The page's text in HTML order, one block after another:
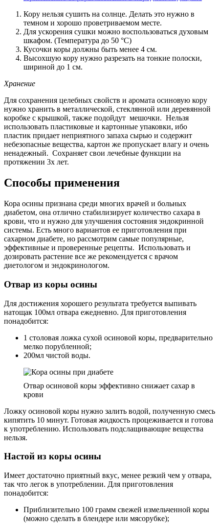
Кору нельзя сушить на солнце. Делать это нужно в
темном и хорошо проветриваемом месте.
Для ускорения сушки можно воспользоваться духовым
шкафом. (Температура до 50 °C)
Кусочки коры должны быть менее 4 см.
Высохшую кору нужно разрезать на тонкие полоски,
шириной до 1 см.
Хранение
Для сохранения целебных свойств и аромата осиновую кору
нужно хранить в металлической, стеклянной или деревянной
коробке с крышкой, также подойдут мешочки. Нельзя
использовать пластиковые и картонные упаковки, ибо
пластик придает неприятного запаха сырью и содержит
небезопасные вещества, картон же пропускает влагу и очень
ненадежный. Сохраняет свои лечебные функции на
протяжении 3х лет.
Способы применения
Кора осины признана среди многих врачей и больных
диабетом, она отлично стабилизирует количество сахара в
крови, что и нужно для улучшения состояния эндокринной
системы. Есть много вариантов ее приготовления при
сахарном диабете, но рассмотрим самые популярные,
эффективные и проверенные рецепты. Использовать и
дозировать растение все же рекомендуется с врачом
диетологом и эндокринологом.
Отвар из коры осины
Для достижения хорошего результата требуется выпивать
натощак 100мл отвара ежедневно. Для приготовления
понадобится:
1 столовая ложка сухой осиновой коры, предварительно
мелко порубленной;
200мл чистой воды.
Отвар осиновой коры эффективно снижает сахар в
крови
Ложку осиновой коры нужно залить водой, полученную смесь
кипятить 10 минут. Готовая жидкость процеживается и готова
к употреблению. Использовать подслащивающие вещества
нельзя.
Настой из коры осины
Имеет достаточно приятный вкус, менее резкий чем у отвара,
так что легок в употреблении. Для приготовления
понадобится:
Приблизительно 100 грамм свежей измельченной коры
(можно сделать в блендере или мясорубке);